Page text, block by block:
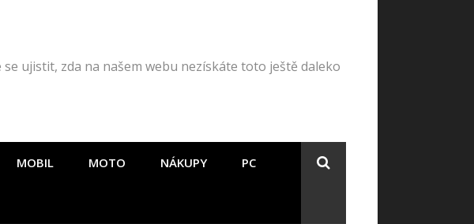
ujistit, zda na našem webu nezískáte toto ještě daleko
MOBIL MOTO NÁKUPY PC